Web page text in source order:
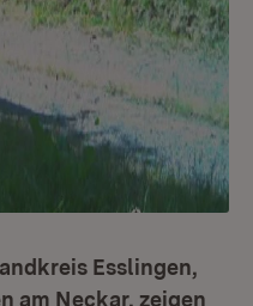
Esslingen,
am Neckar, zeigen